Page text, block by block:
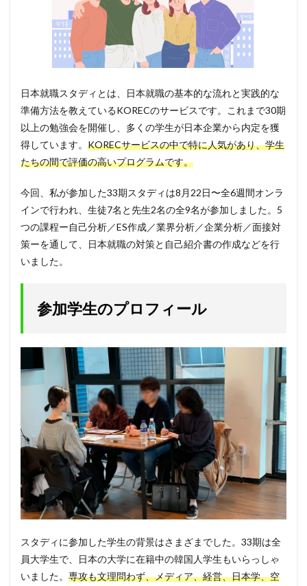
日本就職スタディとは、日本就職の基本的な流れと実践的な
準備方法を教えているKORECのサービスです。これまで30期
以上の勉強会を開催し、多くの学生が日本企業から内定を獲
得しています。 KORECサービスの中で特に人気があり、学生
たちの間で評価の高いプログラムです。
今回、私が参加した33期スタディは8月22日〜全6週間オンラ
インで行われ、生徒7名と先生2名の全9名が参加しました。5
つの課程ー自己分析／ES作成／業界分析／企業分析／面接対
策ーを通して、日本就職の対策と自己紹介書の作成などを行
いました。
参加学生のプロフィール
スタディに参加した学生の背景はさまざまでした。33期は全
員大学生で、日本の大学に在籍中の韓国人学生もいらっしゃ
いました。 専攻も文理問わず、メディア、経営、日本学、空